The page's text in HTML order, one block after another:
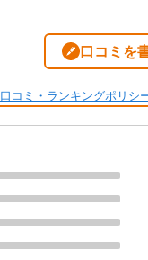
口コミを
口コミ・ランキングポリシ